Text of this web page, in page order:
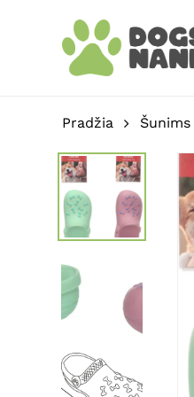
Pradžia Šunims